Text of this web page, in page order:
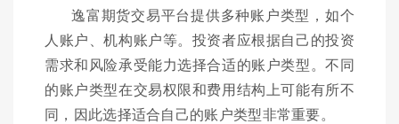
逸富期货交易平台提供多种账户类型，如个
人账户、机构账户等。投资者应根据自己的投资
需求和风险承受能力选择合适的账户类型。不同
的账户类型在交易权限和费用结构上可能有所不
同，因此选择适合自己的账户类型非常重要。